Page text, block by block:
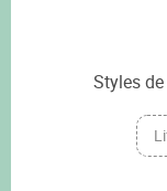
Styles